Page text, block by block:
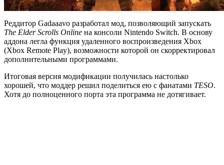
Реддитор Gadaaavo разработал мод, позволяющий запускать
The Elder Scrolls Online на консоли Nintendo Switch. В основу
аддона легла функция удаленного воспроизведения Xbox
(Xbox Remote Play), возможности которой он скорректировал
дополнительными программами.
Итоговая версия модификации получилась настолько
хорошей, что моддер решил поделиться ею с фанатами TESO.
Хотя до полноценного порта эта программа не дотягивает.